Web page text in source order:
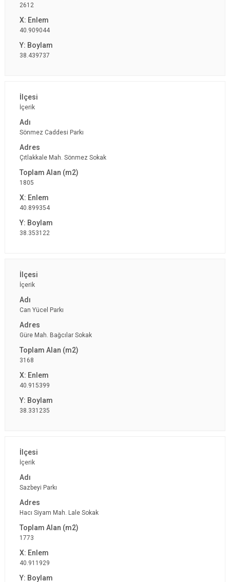
2612
40.909044
38.439737
İçerik
Sönmez Caddesi Parkı
Çıtlakkale Mah. Sönmez Sokak
1805
40.899354
38.353122
İçerik
Can Yücel Parkı
Güre Mah. Bağcılar Sokak
3168
40.915399
38.331235
İçerik
Sazbeyi Parkı
Hacı Siyam Mah. Lale Sokak
1773
40.911929